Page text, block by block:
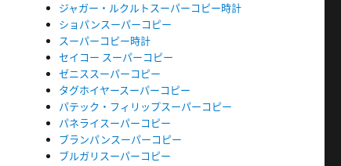
ジャガー・ルクルトスーパーコピー時計
ショパンスーパーコピー
スーパーコピー時計
セイコー スーパーコピー
ゼニススーパーコピー
タグホイヤースーパーコピー
パテック・フィリップスーパーコピー
パネライスーパーコピー
ブランパンスーパーコピー
ブルガリスーパーコピー